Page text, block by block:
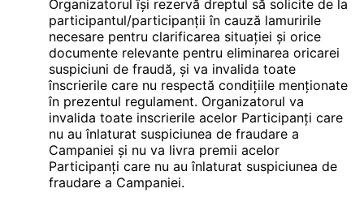
Organizatorul își rezervă dreptul să solicite de la
participantul/participanții în cauză lamuririle
necesare pentru clarificarea situației și orice
documente relevante pentru eliminarea oricarei
suspiciuni de fraudă, și va invalida toate
înscrierile care nu respectă condițiile menționate
în prezentul regulament. Organizatorul va
invalida toate inscrierile acelor Participanți care
nu au înlaturat suspiciunea de fraudare a
Campaniei și nu va livra premii acelor
Participanți care nu au înlaturat suspiciunea de
fraudare a Campaniei.